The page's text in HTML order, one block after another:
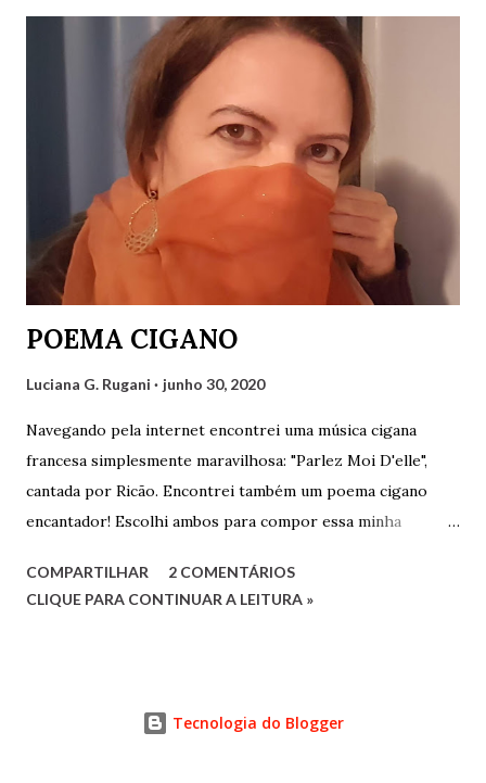
desumano que humano ser? Luciana G. Rugani 2/9/2022
POEMA CIGANO
Luciana G. Rugani junho 30, 2020
Navegando pela internet encontrei uma música cigana
francesa simplesmente maravilhosa: "Parlez Moi D'elle",
cantada por Ricão. Encontrei também um poema cigano
encantador! Escolhi ambos para compor essa minha
cigano. Abaixo da foto segue o vídeo com a música e o
poema logo abaixo. Assistam ao vídeo e leiam o poema. São
olhar. Sou como a brisa do mar, que chega bem de
COMPARTILHAR
2 COMENTÁRIOS
CLIQUE PARA CONTINUAR A LEITURA »
Tecnologia do Blogger